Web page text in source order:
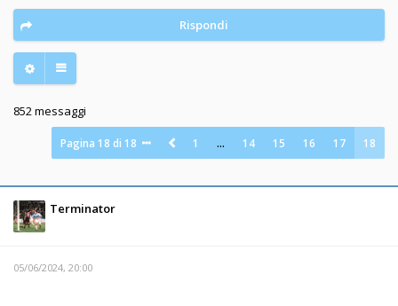
Rispondi
852 messaggi
Pagina18 di18 1 … 14 15 16 17 18
Terminator
05/06/2024, 20:00